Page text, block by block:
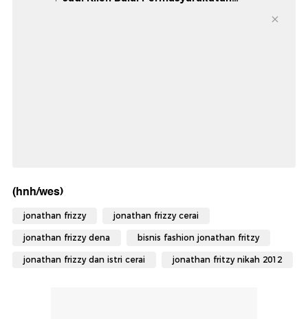
(hnh/wes)
jonathan frizzy jonathan frizzy cerai
jonathan frizzy dena bisnis fashion jonathan fritzy
jonathan frizzy dan istri cerai jonathan fritzy nikah 2012